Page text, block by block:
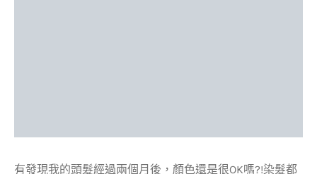
有發現我的頭髮經過兩個月後，顏色還是很OK嗎?!染髮都